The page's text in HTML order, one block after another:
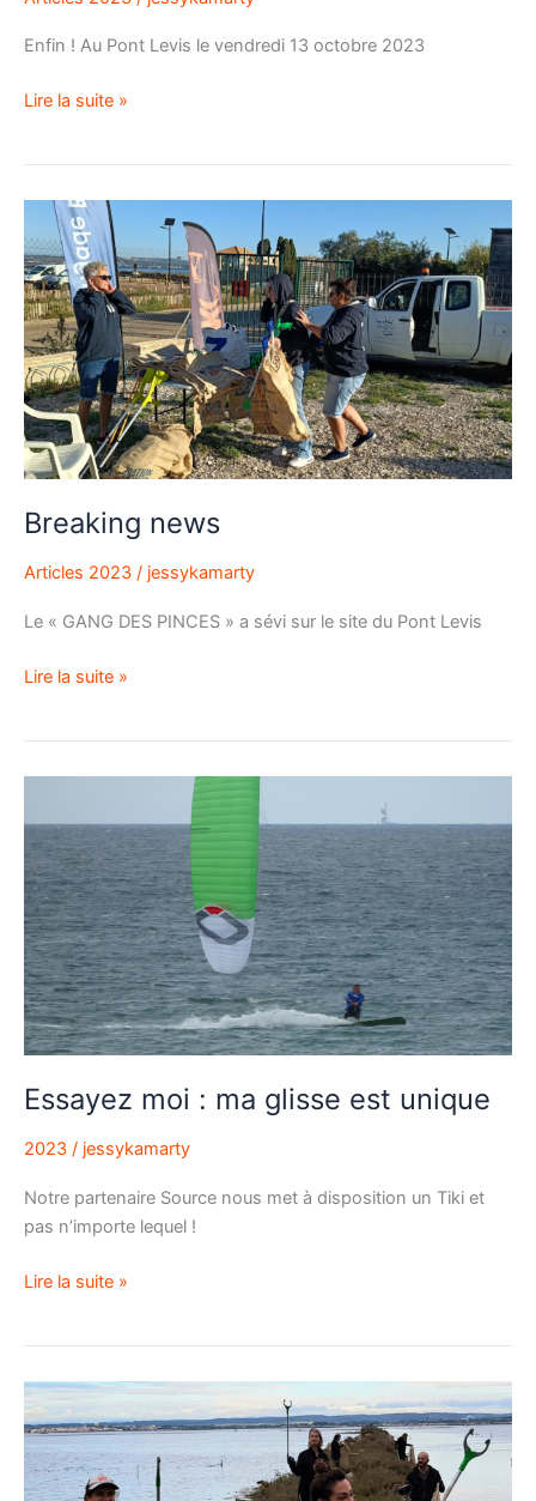
Enfin ! Au Pont Levis le vendredi 13 octobre 2023
Lire la suite »
Breaking news
Articles 2023 / jessykamarty
Le « GANG DES PINCES » a sévi sur le site du Pont Levis
Breaking
news
Lire la suite »
Essayez moi : ma glisse est unique
2023 / jessykamarty
Notre partenaire Source nous met à disposition un Tiki et
pas n’importe lequel !
ma
glisse
est
unique
Lire la suite »
Matinées
nettoyage
à
Sète